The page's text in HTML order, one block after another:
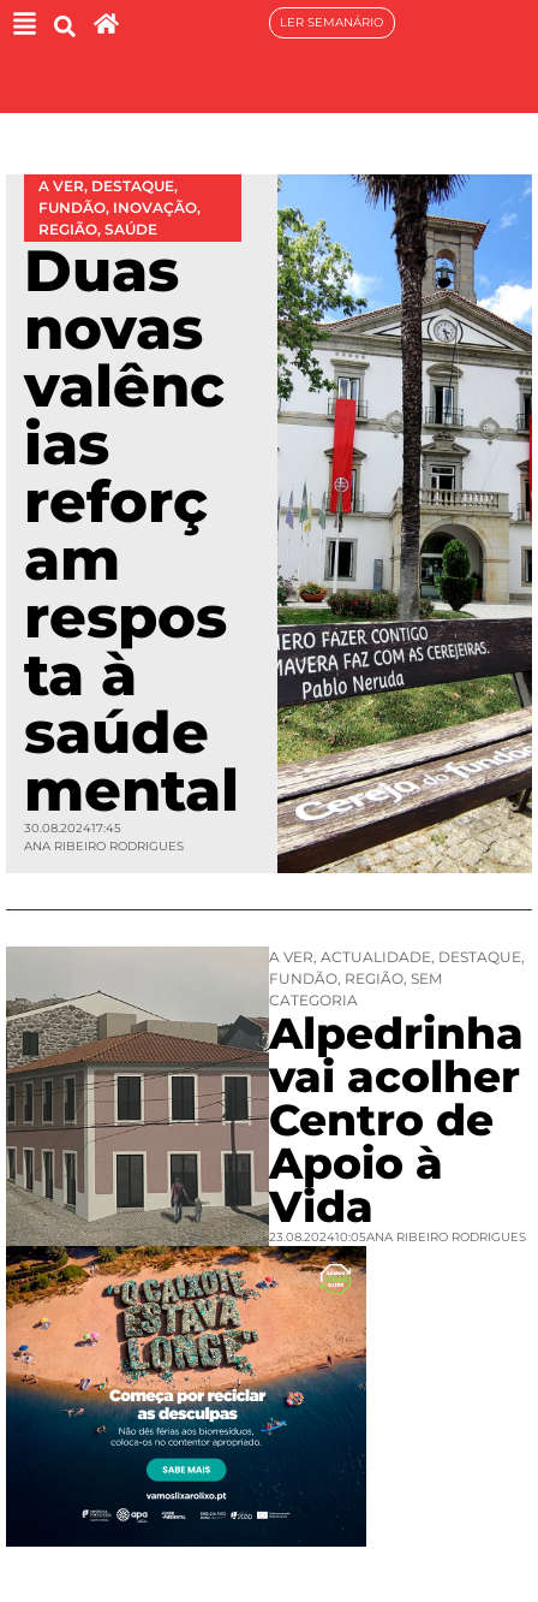
LER SEMANÁRIO
A VER, DESTAQUE,
FUNDÃO, INOVAÇÃO,
REGIÃO, SAÚDE
Duas
novas
valênc
ias
reforç
am
respos
ta à
saúde
mental
30.08.202417:45
ANA RIBEIRO RODRIGUES
A VER, ACTUALIDADE, DESTAQUE,
FUNDÃO, REGIÃO, SEM
CATEGORIA
Alpedrinha
vai acolher
Centro de
Apoio à
Vida
23.08.202410:05ANA RIBEIRO RODRIGUES